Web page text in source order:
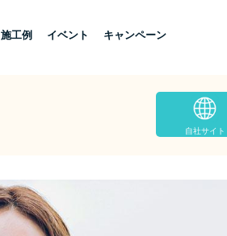
施工例 イベント キャンペーン
自社サイト